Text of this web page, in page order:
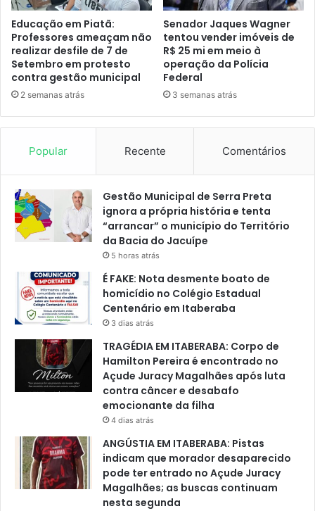
Educação em Piatã:
Professores ameaçam não
realizar desfile de 7 de
Setembro em protesto
contra gestão municipal
2 semanas atrás
Senador Jaques Wagner
tentou vender imóveis de
R$ 25 mi em meio à
operação da Polícia
Federal
3 semanas atrás
Popular Recente Comentários
Gestão Municipal de Serra Preta
ignora a própria história e tenta
“arrancar” o município do Território
da Bacia do Jacuípe
5 horas atrás
É FAKE: Nota desmente boato de
homicídio no Colégio Estadual
Centenário em Itaberaba
3 dias atrás
TRAGÉDIA EM ITABERABA: Corpo de
Hamilton Pereira é encontrado no
Açude Juracy Magalhães após luta
contra câncer e desabafo
emocionante da filha
4 dias atrás
ANGÚSTIA EM ITABERABA: Pistas
indicam que morador desaparecido
pode ter entrado no Açude Juracy
Magalhães; as buscas continuam
nesta segunda